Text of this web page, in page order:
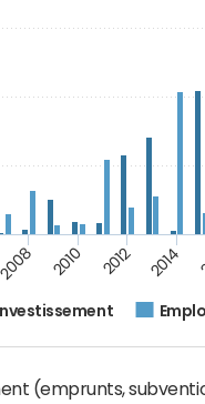
2008 2010 2012 2014
(emprunts,